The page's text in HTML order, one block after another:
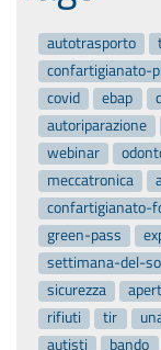
confartigianato-
covid
ebap
autoriparazione
webinar
meccatronica
confartigianato-
green-pass
settimana-del-
sicurezza
rifiuti
tir
autisti
bando
finanziamenti
patente-cqc